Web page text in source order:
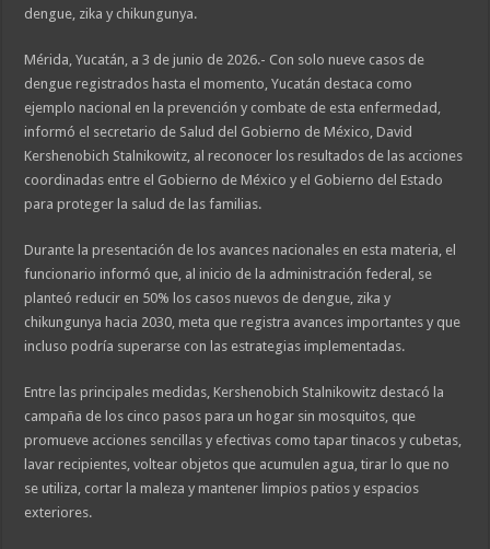
dengue, zika y chikungunya.
Mérida, Yucatán, a 3 de junio de 2026.- Con solo nueve casos de
dengue registrados hasta el momento, Yucatán destaca como
ejemplo nacional en la prevención y combate de esta enfermedad,
informó el secretario de Salud del Gobierno de México, David
Kershenobich Stalnikowitz, al reconocer los resultados de las acciones
coordinadas entre el Gobierno de México y el Gobierno del Estado
para proteger la salud de las familias.
Durante la presentación de los avances nacionales en esta materia, el
funcionario informó que, al inicio de la administración federal, se
planteó reducir en 50% los casos nuevos de dengue, zika y
chikungunya hacia 2030, meta que registra avances importantes y que
incluso podría superarse con las estrategias implementadas.
Entre las principales medidas, Kershenobich Stalnikowitz destacó la
campaña de los cinco pasos para un hogar sin mosquitos, que
promueve acciones sencillas y efectivas como tapar tinacos y cubetas,
lavar recipientes, voltear objetos que acumulen agua, tirar lo que no
se utiliza, cortar la maleza y mantener limpios patios y espacios
exteriores.